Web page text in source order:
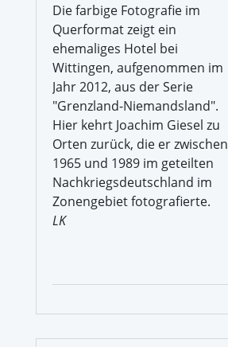
Die farbige Fotografie im
Querformat zeigt ein
ehemaliges Hotel bei
Wittingen, aufgenommen im
Jahr 2012, aus der Serie
"Grenzland-Niemandsland".
Hier kehrt Joachim Giesel zu
Orten zurück, die er zwischen
1965 und 1989 im geteilten
Nachkriegsdeutschland im
Zonengebiet fotografierte.
LK